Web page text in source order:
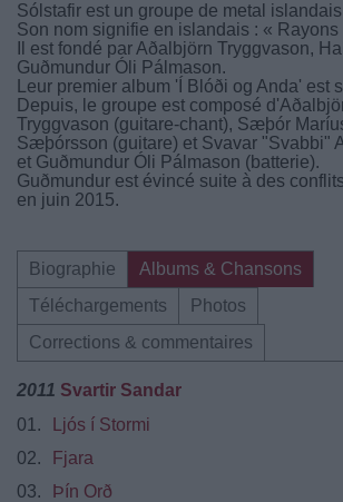
Sólstafir est un groupe de metal
Son nom signifie en islandais : «
Il est fondé par Aðalbjörn Tryggvason,
Guðmundur Óli Pálmason.
Leur premier album 'Í Blóði og Anda' est
Depuis, le groupe est composé
Tryggvason (guitare-chant), Sæþór
Sæþórsson (guitare) et Svavar "Svabbi"
et Guðmundur Óli Pálmason (batterie).
Guðmundur est évincé suite à des
en juin 2015.
Biographie
Albums & Chansons
Téléchargements
Photos
Corrections & commentaires
2011 Svartir Sandar
01.
Ljós í Stormi
02.
Fjara
03.
Þín Orð